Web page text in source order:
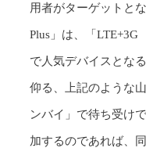
用者がターゲットと
Plus」は、「
で人気デバイスとな
仰る、上記のような
ンバイ」で待ち受け
加するのであれば、